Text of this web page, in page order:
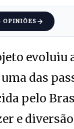
OPINIÕES
das
pelo
e